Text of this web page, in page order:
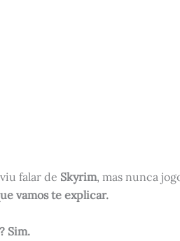
falar de Skyrim, mas nunca
vamos te explicar.
Sim.